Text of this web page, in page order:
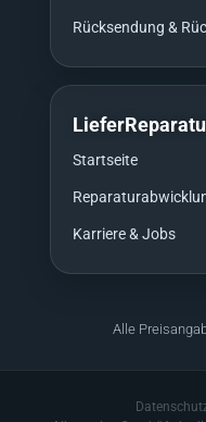
Rücksendung &
Startseite
Karriere & Jobs
Alle